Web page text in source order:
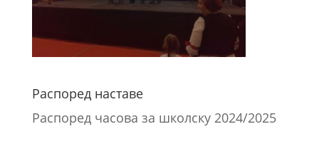
Распоред наставе
Распоред часова за школску 2024/2025